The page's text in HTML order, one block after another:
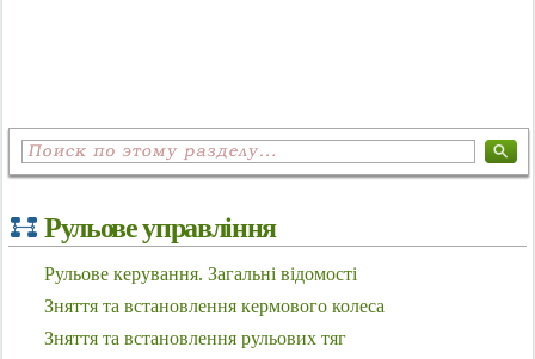
Рульове управління
Рульове керування. Загальні відомості
Зняття та встановлення кермового колеса
Зняття та встановлення рульових тяг